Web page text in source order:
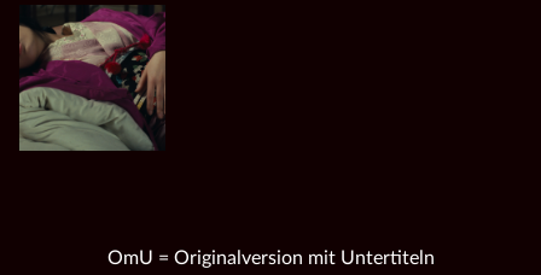
OmU = Originalversion mit Untertiteln